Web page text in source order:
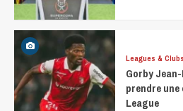
Leagues & Clubs
Gorby
prendre
League